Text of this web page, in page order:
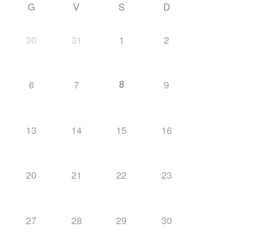
G V S D
30 31 1 2
6 7 8 9
13 14 15 16
20 21 22 23
27 28 29 30